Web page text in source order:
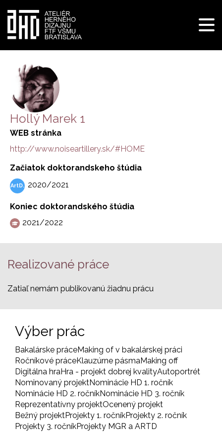
Skočiť
hlavný
obsah
Hollý Marek 1
WEB stránka
http://www.noiseartillery.sk/#HOME
Začiatok doktorandskeho štúdia
2020/2021
Koniec doktorandského štúdia
2021/2022
Realizované práce
Zatiaľ nemám publikovanú žiadnu prácu
Výber prác
Bakalárske práceMaking of v bakalárskej práci
Ročníkové práceKlauzúrne pásmaMaking off
Digitálna hraHra - projekt dobrej kvalityAutoportrét
Nominovaný projektNominácie HD 1. ročník
Nominácie HD 2. ročníkNominácie HD 3. ročník
Reprezentatívny projektOcenený projekt
Bežný projektProjekty 1. ročníkProjekty 2. ročník
Projekty 3. ročníkProjekty MGR a ARTD